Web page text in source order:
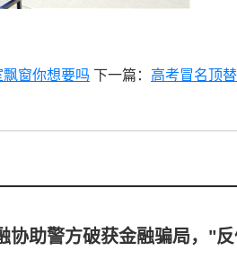
窗你想要吗 下一篇： 高考冒名顶
协助警方破获金融骗局，"